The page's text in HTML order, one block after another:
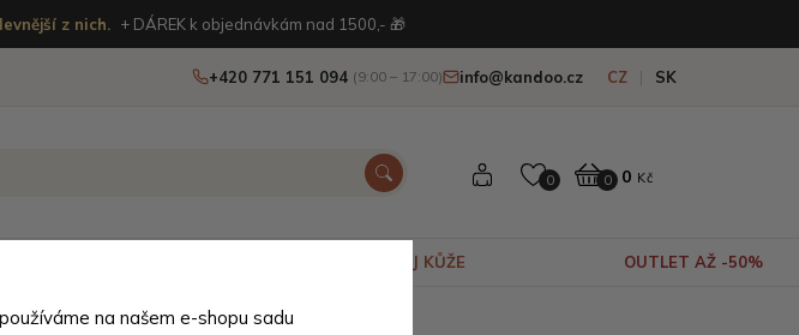
z nich. + DÁREK k objednávkám nad 1500,- 🎁
+420 771 151 094 (9:00 – 17:00) info@kandoo.cz CZ SK
0 0 0 Kč
VÝPRODEJ KŮŽE OUTLET AŽ -50%
na našem e-shopu sadu